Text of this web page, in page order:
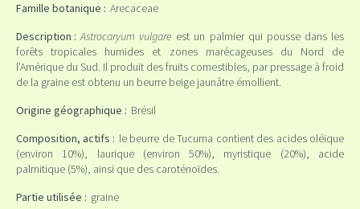
Famille botanique : Arecaceae
Description : Astrocaryum vulgare est un palmier qui pousse dans les
forêts tropicales humides et zones marécageuses du Nord de
l’Amérique du Sud. Il produit des fruits comestibles, par pressage à froid
de la graine est obtenu un beurre beige jaunâtre émollient.
Origine géographique : Brésil
Composition, actifs : le beurre de Tucuma contient des acides oléique
(environ 10%), laurique (environ 50%), myristique (20%), acide
palmitique (5%), ainsi que des caroténoïdes.
Partie utilisée : graine